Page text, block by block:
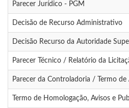
Parecer Jurídico - PGM
Decisão de Recurso Administrativo
Decisão Recurso da Autoridade
Parecer Técnico / Relatório da
Parecer da Controladoria / Termo de
Termo de Homologação, Avisos e